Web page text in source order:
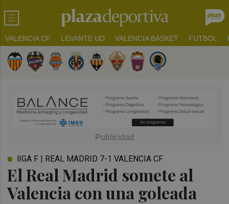
VALENCIA CF LEVANTE UD VALENCIA BASKET FUTBOL
El Real Madrid somete al
Valencia con una goleada
lIGA F | REAL MADRID 7-1 VALENCIA CF